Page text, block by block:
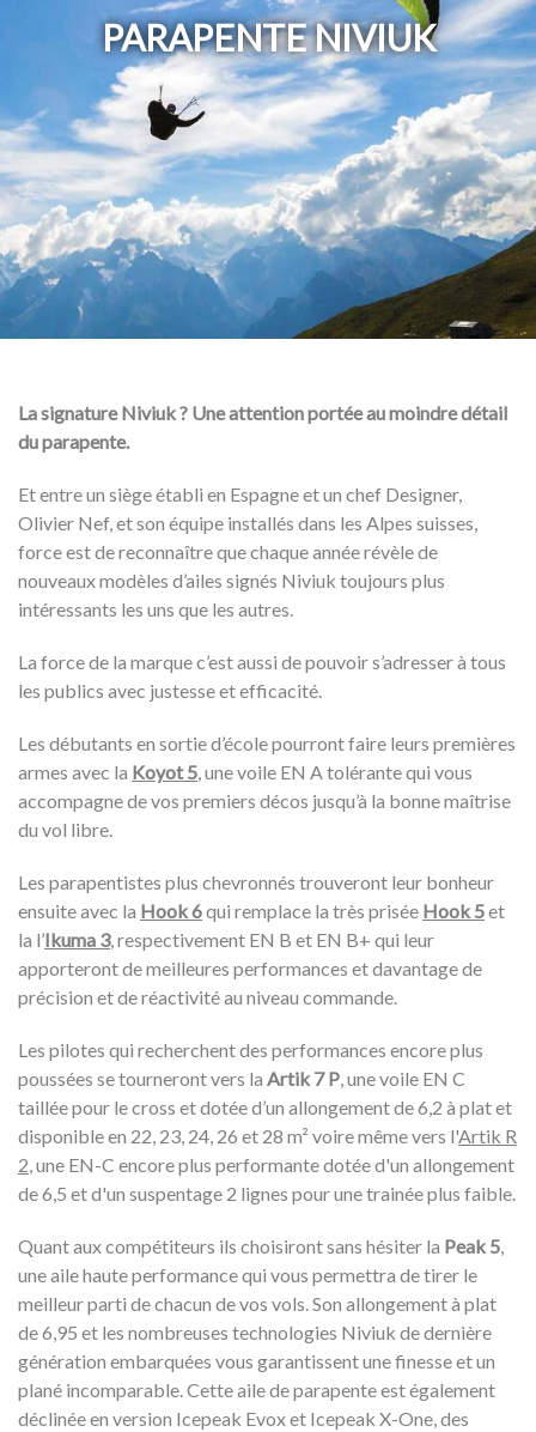
PARAPENTE NIVIUK
La signature Niviuk ? Une attention portée au moindre détail
du parapente.
Et entre un siège établi en Espagne et un chef Designer,
Olivier Nef, et son équipe installés dans les Alpes suisses,
force est de reconnaître que chaque année révèle de
nouveaux modèles d’ailes signés Niviuk toujours plus
intéressants les uns que les autres.
La force de la marque c’est aussi de pouvoir s’adresser à tous
les publics avec justesse et efficacité.
Les débutants en sortie d’école pourront faire leurs premières
armes avec la Koyot 5, une voile EN A tolérante qui vous
accompagne de vos premiers décos jusqu’à la bonne maîtrise
du vol libre.
Les parapentistes plus chevronnés trouveront leur bonheur
ensuite avec la Hook 6qui remplace la très prisée Hook 5et
la l’Ikuma 3, respectivement EN B et EN B+ qui leur
apporteront de meilleures performances et davantage de
précision et de réactivité au niveau commande.
Les pilotes qui recherchent des performances encore plus
poussées se tourneront vers la Artik 7 P, une voile EN C
taillée pour le cross et dotée d’un allongement de 6,2 à plat et
disponible en 22, 23, 24, 26 et 28 m² voire même vers l'Artik R
2, une EN-C encore plus performante dotée d'un allongement
de 6,5 et d'un suspentage 2 lignes pour une trainée plus faible.
Quant aux compétiteurs ils choisiront sans hésiter la Peak 5,
une aile haute performance qui vous permettra de tirer le
meilleur parti de chacun de vos vols. Son allongement à plat
de 6,95 et les nombreuses technologies Niviuk de dernière
génération embarquées vous garantissent une finesse et un
plané incomparable. Cette aile de parapente est également
déclinée en version Icepeak Evox et Icepeak X-One, des